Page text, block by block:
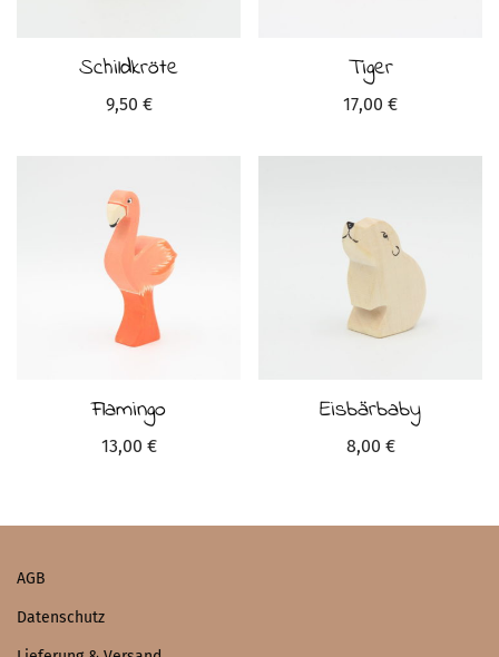
Schildkröte
9,50 €
Tiger
17,00 €
Flamingo
13,00 €
Eisbärbaby
8,00 €
AGB
Datenschutz